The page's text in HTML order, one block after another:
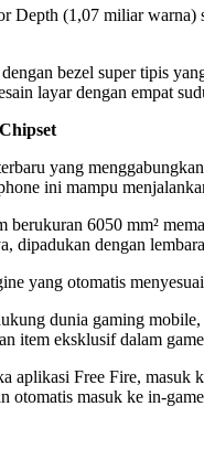
Depth (1,07 miliar
bezel super tipis
layar dengan empat
yang
ini mampu
6050 mm²
dipadukan dengan
yang otomatis
dunia gaming
item eksklusif dalam
aplikasi Free Fire,
masuk ke in-